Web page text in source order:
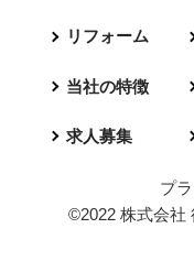
リフォーム
当社の特徴
求人募集
プ
©2022 株式会社